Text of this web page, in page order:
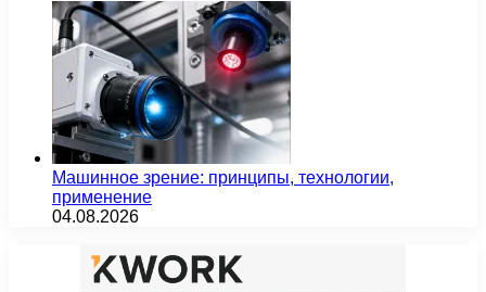
Машинное зрение: принципы, технологии,
применение
04.08.2026